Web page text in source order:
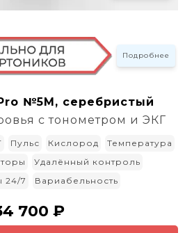
Подробнее
Pro №5M, серебристый
с тонометром и ЭКГ
Пульс Кислород
Температура
Удалённый контроль
24/7
Вариабельность
700 ₽